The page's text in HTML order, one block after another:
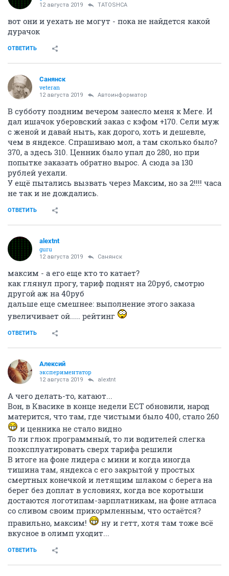
12 августа 2019 TATOSHCA
вот они и уехать не могут - пока не найдется какой
дурачок
ОТВЕТИТЬ
Санянск
veteran
12 августа 2019 Автоинформатор
В субботу поздним вечером занесло меня к Меге. И
дал ишачок уберовский заказ с кэфом +170. Сели муж
с женой и давай ныть, как дорого, хоть и дешевле,
чем в яндексе. Спрашиваю мол, а там сколько было?
370, а здесь 310. Ценник было упал до 280, но при
попытке заказать обратно вырос. А сюда за 130
рублей уехали.
У ещё пытались вызвать через Максим, но за 2!!!! часа
не так и не дождались.
ОТВЕТИТЬ
alextnt
guru
12 августа 2019 Санянск
максим - а его еще кто то катает?
как глянул прогу, тариф поднят на 20руб, смотрю
другой аж на 40руб
дальше еще смешнее: выполнение этого заказа
увеличивает ой..... рейтинг
ОТВЕТИТЬ
Алексий
экспериментатор
12 августа 2019 alextnt
А чего делать-то, катают...
Вон, в Квасике в конце недели ЕСТ обновили, народ
матерится, что там, где чистыми было 400, стало 260
и ценника не стало видно
То ли глюк программный, то ли водителей слегка
поэксплуатировать сверх тарифа решили
В итоге на фоне лидера с мини и когда иногда
тишина там, яндекса с его закрытой у простых
смертных конечкой и летящим шлаком с берега на
берег без доплат в условиях, когда все коротыши
достаются логотипам-зарплатникам, на фоне атласа
со сливом своим прикормленным, что остаётся?
правильно, максим!
ну и гетт, хотя там тоже всё
вкусное в олимп уходит...
ОТВЕТИТЬ